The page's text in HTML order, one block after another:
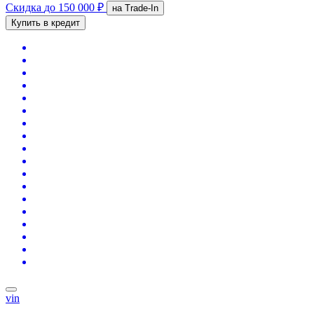
Скидка до 150 000 ₽
на Trade-In
Купить в кредит
vin